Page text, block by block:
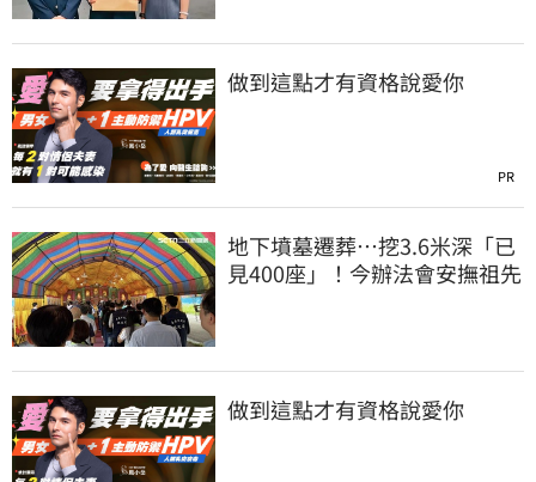
做到這點才有資格說愛你
PR
地下墳墓遷葬…挖3.6米深「已
見400座」！今辦法會安撫祖先
做到這點才有資格說愛你